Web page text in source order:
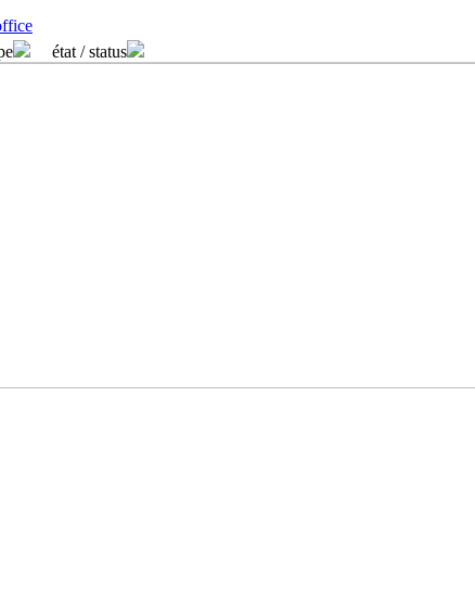
état / status